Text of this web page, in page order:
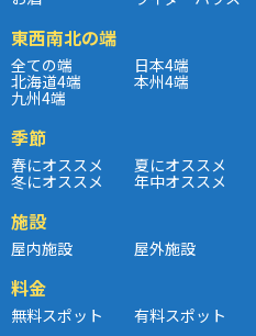
東西南北の端
全ての端 日本4端
北海道4端 本州4端
九州4端
季節
春にオススメ 夏にオススメ
冬にオススメ 年中オススメ
施設
屋内施設 屋外施設
料金
無料スポット 有料スポット